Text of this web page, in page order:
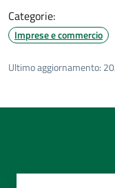
Categorie:
Imprese e commercio
Ultimo aggiornamento: